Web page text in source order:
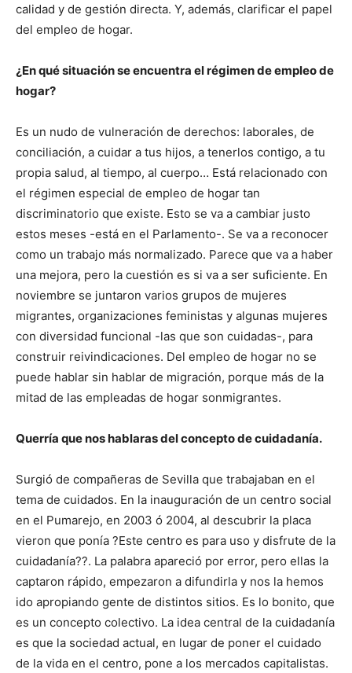
calidad y de gestión directa. Y, además, clarificar el papel
del empleo de hogar.
¿En qué situación se encuentra el régimen de empleo de
hogar?
Es un nudo de vulneración de derechos: laborales, de
conciliación, a cuidar a tus hijos, a tenerlos contigo, a tu
propia salud, al tiempo, al cuerpo… Está relacionado con
el régimen especial de empleo de hogar tan
discriminatorio que existe. Esto se va a cambiar justo
estos meses -está en el Parlamento-. Se va a reconocer
como un trabajo más normalizado. Parece que va a haber
una mejora, pero la cuestión es si va a ser suficiente. En
noviembre se juntaron varios grupos de mujeres
migrantes, organizaciones feministas y algunas mujeres
con diversidad funcional -las que son cuidadas-, para
construir reivindicaciones. Del empleo de hogar no se
puede hablar sin hablar de migración, porque más de la
mitad de las empleadas de hogar sonmigrantes.
Querría que nos hablaras del concepto de cuidadanía.
Surgió de compañeras de Sevilla que trabajaban en el
tema de cuidados. En la inauguración de un centro social
en el Pumarejo, en 2003 ó 2004, al descubrir la placa
vieron que ponía ?Este centro es para uso y disfrute de la
cuidadanía??. La palabra apareció por error, pero ellas la
captaron rápido, empezaron a difundirla y nos la hemos
ido apropiando gente de distintos sitios. Es lo bonito, que
es un concepto colectivo. La idea central de la cuidadanía
es que la sociedad actual, en lugar de poner el cuidado
de la vida en el centro, pone a los mercados capitalistas.